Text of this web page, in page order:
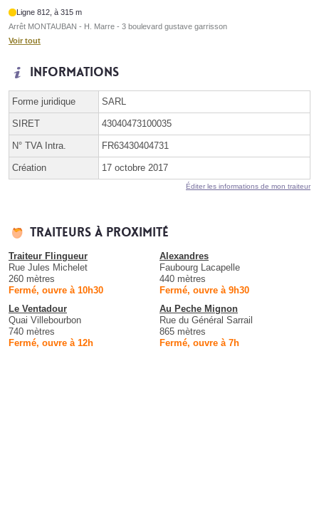
Ligne 812, à 315 m
Arrêt MONTAUBAN - H. Marre - 3 boulevard gustave garrisson
Voir tout
Informations
Forme juridique SARL
SIRET 43040473100035
N° TVA Intra. FR63430404731
Création 17 octobre 2017
Éditer les informations de mon traiteur
Traiteurs à proximité
Traiteur Flingueur
Rue Jules Michelet
260 mètres
Fermé, ouvre à 10h30
Alexandres
Faubourg Lacapelle
440 mètres
Fermé, ouvre à 9h30
Le Ventadour
Quai Villebourbon
740 mètres
Fermé, ouvre à 12h
Au Peche Mignon
Rue du Général Sarrail
865 mètres
Fermé, ouvre à 7h